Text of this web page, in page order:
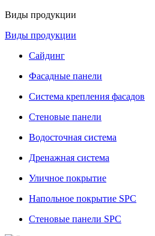
Виды продукции
Виды продукции
Сайдинг
Фасадные панели
Система крепления фасадов
Стеновые панели
Водосточная система
Дренажная система
Уличное покрытие
Напольное покрытие SPC
Стеновые панели SPC